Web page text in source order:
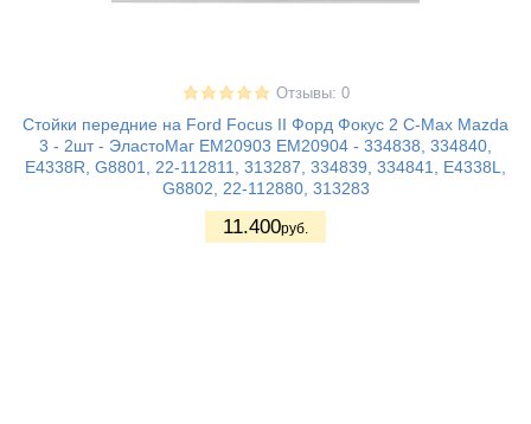
Отзывы: 0
Стойки передние на Ford Focus II Форд Фокус 2 C-Max Mazda
3 - 2шт - ЭластоМаг EM20903 EM20904 - 334838, 334840,
E4338R, G8801, 22-112811, 313287, 334839, 334841, E4338L,
G8802, 22-112880, 313283
11.400руб.